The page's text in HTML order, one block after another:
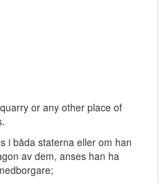
or any other place of
i båda staterna eller om han
av dem, anses han ha